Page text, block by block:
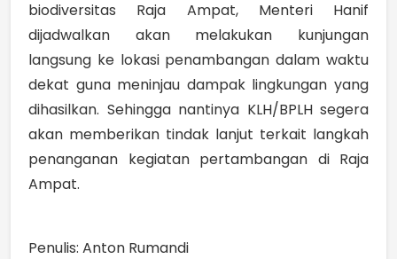
biodiversitas Raja Ampat, Menteri Hanif
dijadwalkan akan melakukan kunjungan
langsung ke lokasi penambangan dalam waktu
dekat guna meninjau dampak lingkungan yang
dihasilkan. Sehingga nantinya KLH/BPLH segera
akan memberikan tindak lanjut terkait langkah
penanganan kegiatan pertambangan di Raja
Ampat.
Penulis: Anton Rumandi